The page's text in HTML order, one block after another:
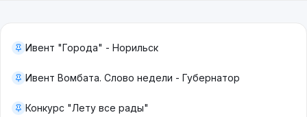
Ивент "Города" - Норильск
Ивент Вомбата. Слово недели - Губернатор
Конкурс "Лету все рады"